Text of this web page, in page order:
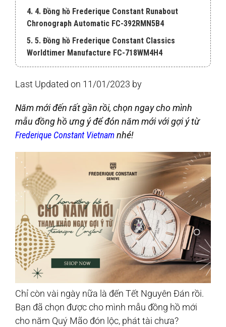
4. 4. Đồng hồ Frederique Constant Runabout
Chronograph Automatic FC-392RMN5B4
5. 5. Đồng hồ Frederique Constant Classics
Worldtimer Manufacture FC-718WM4H4
Last Updated on 11/01/2023 by
Năm mới đến rất gần rồi, chọn ngay cho mình
mẫu đồng hồ ưng ý để đón năm mới với gợi ý từ
Frederique Constant Vietnamnhé!
Chỉ còn vài ngày nữa là đến Tết Nguyên Đán rồi.
Bạn đã chọn được cho mình mẫu đồng hồ mới
cho năm Quý Mão đón lộc, phát tài chưa?